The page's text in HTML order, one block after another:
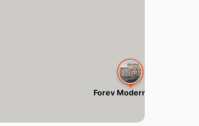
Forev Modern Halic